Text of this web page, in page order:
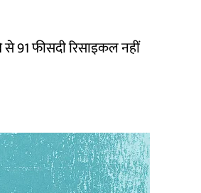
91 फीसदी रिसाइकल नहीं